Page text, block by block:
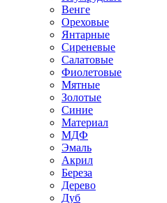
Венге
Ореховые
Янтарные
Сиреневые
Салатовые
Фиолетовые
Мятные
Золотые
Синие
Материал
МДФ
Эмаль
Акрил
Береза
Дерево
Дуб